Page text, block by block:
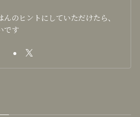
のヒントにしていただけたら、
です